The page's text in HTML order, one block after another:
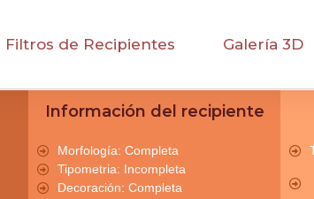
Filtros de Recipientes Galería 3D
Información del recipiente
Morfología: Completa
Tipometria: Incompleta
Decoración: Completa